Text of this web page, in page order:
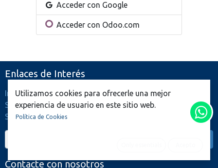
Acceder con Google
Acceder con Odoo.com
Enlaces de Interés
Inicio
Sobre Nosotros
Servicios
Contacte con nosotros
Utilizamos cookies para ofrecerle una mejor
experiencia de usuario en este sitio web.
Política de Cookies